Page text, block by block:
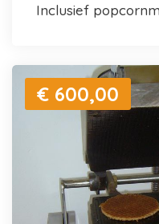
inclusief
€ 600,00